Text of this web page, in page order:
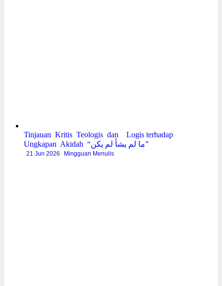
Tinjauan Kritis Teologis dan Logis terhadap
Ungkapan Akidah “ما لم يشأ لم يكن”
21 Jun 2026 Mingguan Menulis